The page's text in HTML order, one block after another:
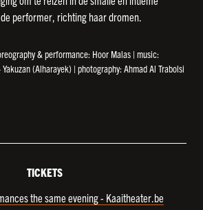
performer, richting haar dromen.
& performance: Hoor Malas | music:
(Alharayek) | photography: Ahmad Al Trabolsi
TICKETS
the same evening - Kaaitheater.be